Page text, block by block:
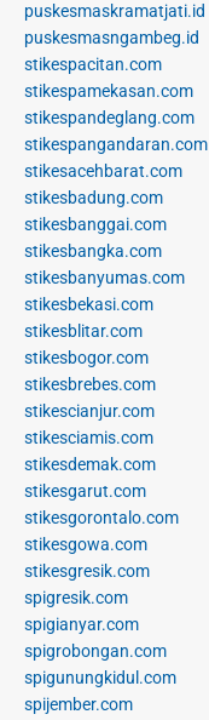
puskesmaskramatjati.id
puskesmasngambeg.id
stikespacitan.com
stikespamekasan.com
stikespandeglang.com
stikespangandaran.com
stikesacehbarat.com
stikesbadung.com
stikesbanggai.com
stikesbangka.com
stikesbanyumas.com
stikesbekasi.com
stikesblitar.com
stikesbogor.com
stikesbrebes.com
stikescianjur.com
stikesciamis.com
stikesdemak.com
stikesgarut.com
stikesgorontalo.com
stikesgowa.com
stikesgresik.com
spigresik.com
spigianyar.com
spigrobongan.com
spigunungkidul.com
spijember.com